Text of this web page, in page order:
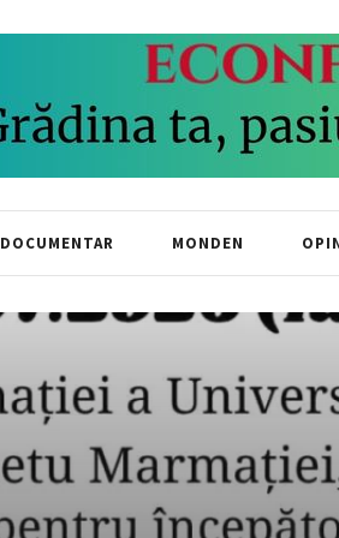
DOCUMENTAR MONDEN